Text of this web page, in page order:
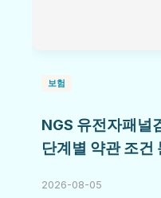
보험
NGS 유전자패널
단계별 약관 조건
2026-08-05